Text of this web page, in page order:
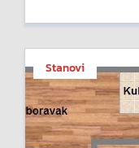
Stanovi